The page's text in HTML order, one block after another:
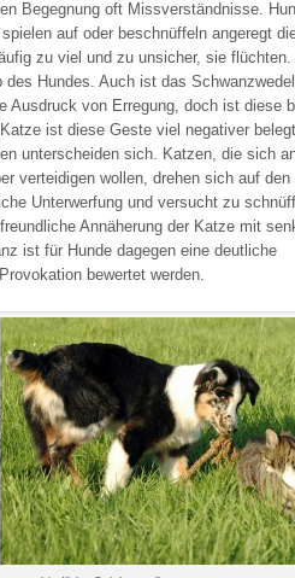
Begegnung oft Missverständnisse.
auf oder beschnüffeln angeregt
zu viel und zu unsicher, sie flüchten.
des Hundes. Auch ist das
Ausdruck von Erregung, doch ist diese
ist diese Geste viel negativer
unterscheiden sich. Katzen, die sich
verteidigen wollen, drehen sich auf den
Unterwerfung und versucht zu
Annäherung der Katze mit
ist für Hunde dagegen eine deutliche
bewertet werden.